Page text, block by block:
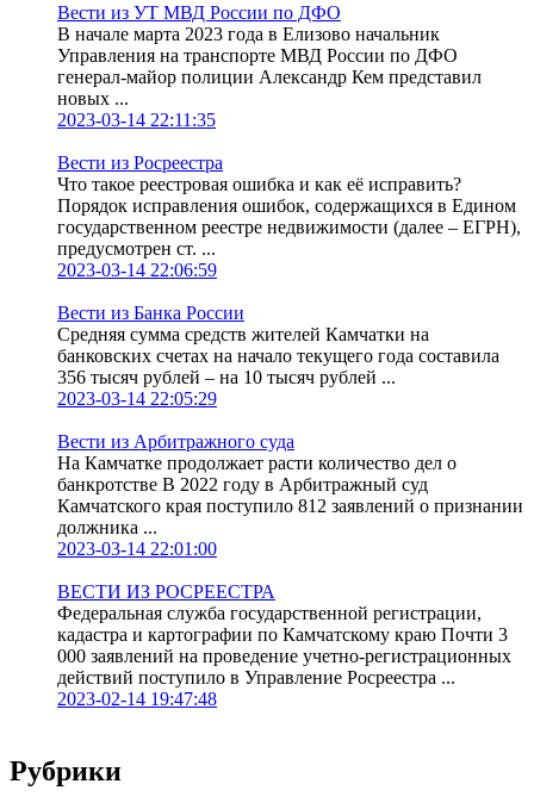
Вести из УТ МВД России по ДФО
В начале марта 2023 года в Елизово начальник
Управления на транспорте МВД России по ДФО
генерал-майор полиции Александр Кем представил
новых ...
2023-03-14 22:11:35
Вести из Росреестра
Что такое реестровая ошибка и как её исправить?
Порядок исправления ошибок, содержащихся в Едином
государственном реестре недвижимости (далее – ЕГРН),
предусмотрен ст. ...
2023-03-14 22:06:59
Вести из Банка России
Средняя сумма средств жителей Камчатки на
банковских счетах на начало текущего года составила
356 тысяч рублей – на 10 тысяч рублей ...
2023-03-14 22:05:29
Вести из Арбитражного суда
На Камчатке продолжает расти количество дел о
банкротстве В 2022 году в Арбитражный суд
Камчатского края поступило 812 заявлений о признании
должника ...
2023-03-14 22:01:00
ВЕСТИ ИЗ РОСРЕЕСТРА
Федеральная служба государственной регистрации,
кадастра и картографии по Камчатскому краю Почти 3
000 заявлений на проведение учетно-регистрационных
действий поступило в Управление Росреестра ...
2023-02-14 19:47:48
Рубрики